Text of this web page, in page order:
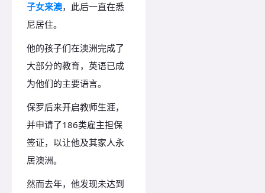
子女来澳，此后一直在悉
尼居住。
他的孩子们在澳洲完成了
大部分的教育，英语已成
为他们的主要语言。
保罗后来开启教师生涯，
并申请了186类雇主担保
签证，以让他及其家人永
居澳洲。
然而去年，他发现未达到